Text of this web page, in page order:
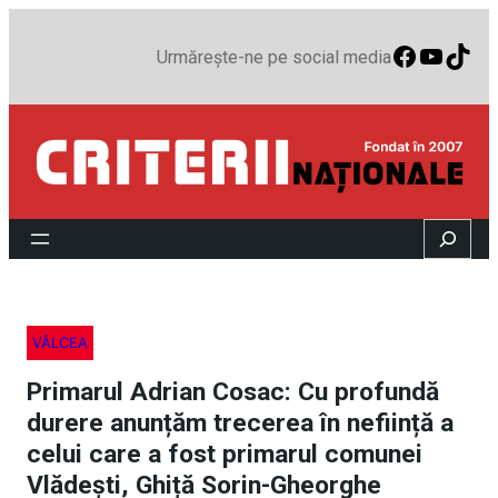
Urmărește-ne pe social media
Search
VÂLCEA
Primarul Adrian Cosac: Cu profundă
durere anunțăm trecerea în neființă a
celui care a fost primarul comunei
Vlădești, Ghiță Sorin-Gheorghe